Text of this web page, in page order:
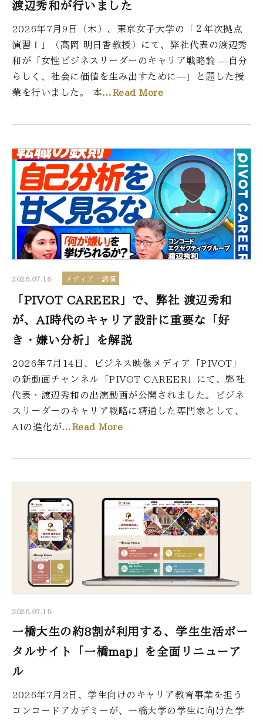
渡辺秀和が行いました
2026年7月9日（木）、東京女子大学の「２年次拠点
演習Ⅰ」（髙岡 明日香教授）にて、弊社代表の渡辺秀
和が「女性ビジネスリーダーのキャリア戦略論 ―自分
らしく、社会に価値を生み出すために―」と題した授
業を行いました。 本…Read More
2026.07.16 メディア・講演
「PIVOT CAREER」で、弊社 渡辺秀和
が、AI時代のキャリア設計に重要な「好
き・嫌い分析」を解説
2026年7月14日、ビジネス映像メディア「PIVOT」
の新動画チャンネル「PIVOT CAREER」にて、弊社
代表・渡辺秀和の出演動画が公開されました。ビジネ
スリーダーのキャリア戦略に精通した専門家として、
AIの進化が…Read More
2026.07.15
一橋大生の約8割が利用する、学生生活ポー
タルサイト「一橋map」を全面リニューア
ル
2026年7月2日、学生向けのキャリア教育事業を担う
コンコードアカデミーが、一橋大学の学生に向けた学